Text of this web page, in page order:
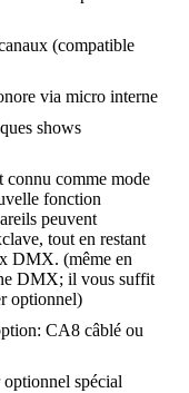
(compatible
via micro interne
shows
comme mode
fonction
peuvent
tout en restant
DMX. (même en
DMX; il vous suffit
optionnel)
CA8 câblé ou
spécial